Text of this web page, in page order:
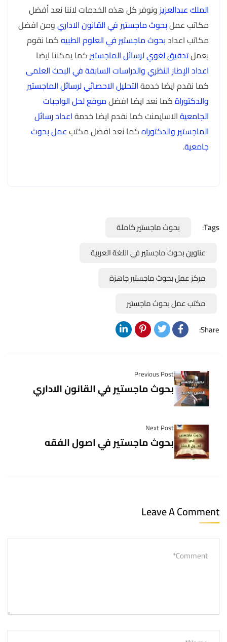
الملك عبدالعزيز ونوفر كل هذه الخدمات لاننا نعد أفضل
مكاتب عملبحوث ماجستير في القانون الاداريومن افضل
مكاتب اعدادبحوث ماجستير في العلوم الطبيهكما نقوم
بعملتدقيق لغوي لرسائل الماجستير كما يمكننا ايضا
اعداد الإطار النظري والدراسات السابقة في البحث العلمى
كما نقدم ايضا خدمةالتحليل الاحصائي لرسائل الماجستير
والدكتوراةكما نعد ايضا افضلموقع لحل الواجبات
الجامعيةالاسايمنت كما نقدم ايضا خدمةاعداد رسائل
الماجستير والدكتوراهكما نعد افضل مكتبعمل بحوث
جامعية.
Tags:
بحوث ماجستير كاملة
عناوين بحوث ماجستير في اللغة العربية
مركز عمل بحوث ماجستير جاهزة
مكتب عمل بحوث ماجستير
Share:
Previous Post
بحوث ماجستير في القانون الاداري
Next Post
بحوث ماجستير في اصول الفقه
Leave A Comment